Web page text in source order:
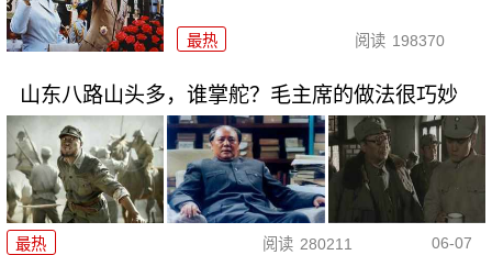
最热 阅读 198370
山东八路山头多，谁掌舵？毛主席的做法很巧妙
最热 阅读 280211 06-07